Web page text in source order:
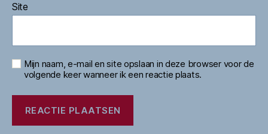
Site
Mijn naam, e-mail en site opslaan in deze browser voor de
volgende keer wanneer ik een reactie plaats.